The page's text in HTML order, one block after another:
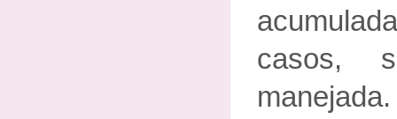
casos,
manejada.